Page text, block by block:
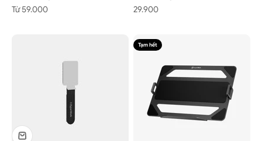
Giá bán
Từ 59.000
Giá bán
29.900
Tạm hết